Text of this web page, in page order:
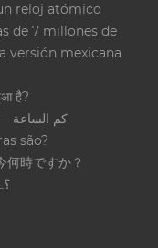
reloj atómico
de 7 millones de
versión mexicana
है?
كم الساعة
são?
何時ですか？